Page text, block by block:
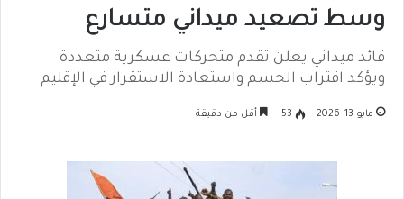
وسط تصعيد ميداني متسارع
قائد ميداني يعلن تقدم متحركات عسكرية متعددة
ويؤكد اقتراب الحسم واستعادة الاستقرار في الإقليم
مايو 13, 2026 53 أقل من دقيقة